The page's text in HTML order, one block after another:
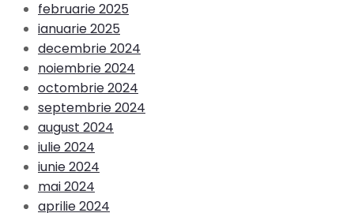
februarie 2025
ianuarie 2025
decembrie 2024
noiembrie 2024
octombrie 2024
septembrie 2024
august 2024
iulie 2024
iunie 2024
mai 2024
aprilie 2024